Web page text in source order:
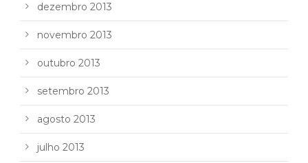
dezembro 2013
novembro 2013
outubro 2013
setembro 2013
agosto 2013
julho 2013